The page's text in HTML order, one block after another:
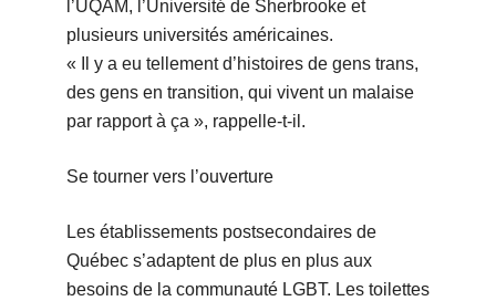
l’UQAM, l’Université de Sherbrooke et
plusieurs universités américaines.
« Il y a eu tellement d’histoires de gens trans,
des gens en transition, qui vivent un malaise
par rapport à ça », rappelle-t-il.
Se tourner vers l’ouverture
Les établissements postsecondaires de
Québec s’adaptent de plus en plus aux
besoins de la communauté LGBT. Les toilettes